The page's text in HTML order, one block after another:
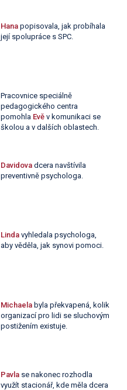
Hanapopisovala, jak probíhala
její spolupráce s SPC.
Pracovnice speciálně
pedagogického centra
pomohla Evě v komunikaci se
školou a v dalších oblastech.
Davidova dcera navštívila
preventivně psychologa.
Lindavyhledala psychologa,
aby věděla, jak synovi pomoci.
Michaela byla překvapená, kolik
organizací pro lidi se sluchovým
postižením existuje.
Pavla se nakonec rozhodla
využít stacionář, kde měla dcera